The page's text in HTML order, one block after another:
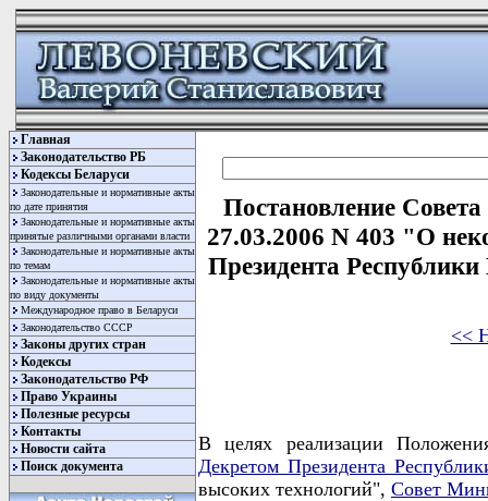
Главная
Законодательство РБ
Кодексы Беларуси
Законодательные и нормативные акты
по дате принятия
Законодательные и нормативные акты
принятые различными органами власти
Законодательные и нормативные акты
по темам
Законодательные и нормативные акты
по виду документы
Международное право в Беларуси
Законодательство СССР
Законы других стран
Кодексы
Законодательство РФ
Право Украины
Полезные ресурсы
Контакты
Новости сайта
Поиск документа
Постановление
27.03.2006 N 403 "О
Президента Республики
<<
В целях реализации
Декретом Президента
высоких технологий", Совет